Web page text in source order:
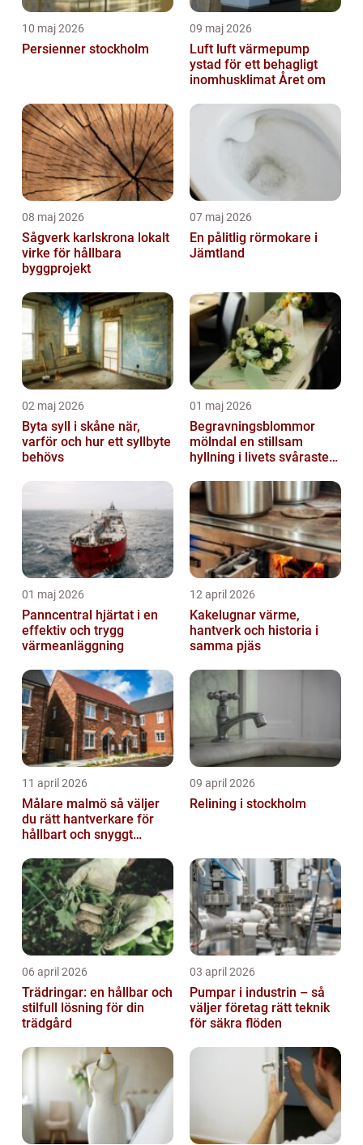
10 maj 2026
Persienner stockholm
09 maj 2026
Luft luft värmepump
ystad för ett behagligt
inomhusklimat Året om
08 maj 2026
Sågverk karlskrona lokalt
virke för hållbara
byggprojekt
07 maj 2026
En pålitlig rörmokare i
Jämtland
02 maj 2026
Byta syll i skåne när,
varför och hur ett syllbyte
behövs
01 maj 2026
Begravningsblommor
mölndal en stillsam
hyllning i livets svåraste
01 maj 2026
Panncentral hjärtat i en
effektiv och trygg
värmeanläggning
12 april 2026
Kakelugnar värme,
hantverk och historia i
samma pjäs
11 april 2026
Målare malmö så väljer
du rätt hantverkare för
hållbart och snyggt
09 april 2026
Relining i stockholm
06 april 2026
Trädringar: en hållbar och
stilfull lösning för din
trädgård
03 april 2026
Pumpar i industrin – så
väljer företag rätt teknik
för säkra flöden